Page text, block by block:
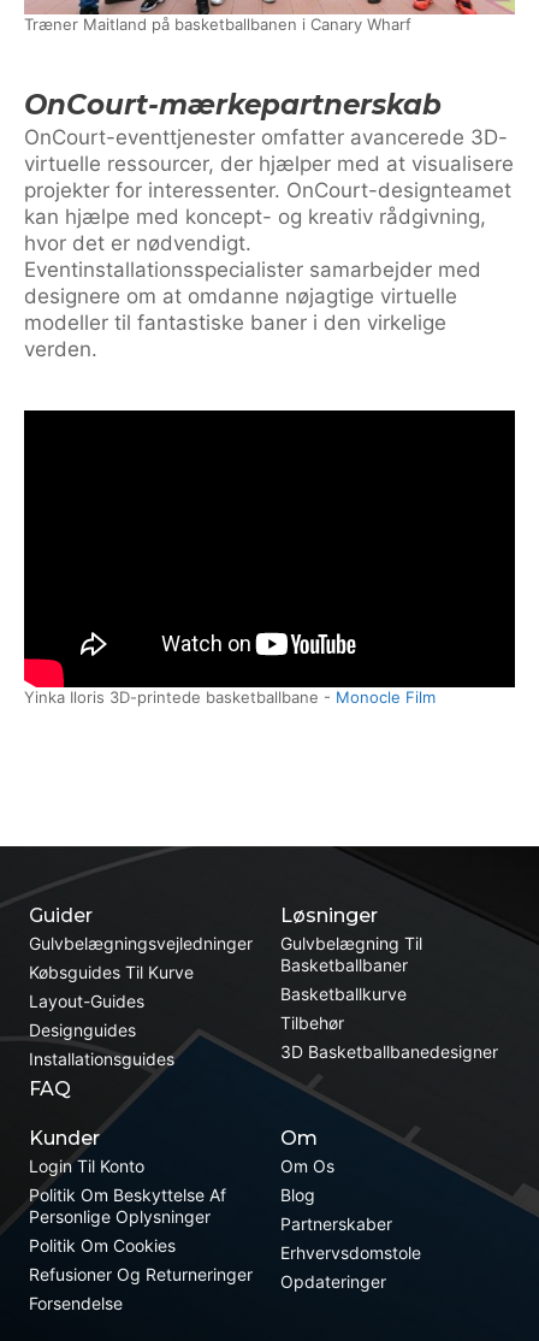
Træner Maitland på basketballbanen i Canary Wharf
OnCourt-mærkepartnerskab
OnCourt-eventtjenester omfatter avancerede 3D-
virtuelle ressourcer, der hjælper med at visualisere
projekter for interessenter. OnCourt-designteamet
kan hjælpe med koncept- og kreativ rådgivning,
hvor det er nødvendigt.
Eventinstallationsspecialister samarbejder med
designere om at omdanne nøjagtige virtuelle
modeller til fantastiske baner i den virkelige
verden.
Yinka Iloris 3D-printede basketballbane - Monocle Film
Løsninger
Gulvbelægning Til
Basketballbaner
Basketballkurve
Tilbehør
3D Basketballbanedesigner
Guider
Gulvbelægningsvejledninger
Købsguides Til Kurve
Layout-Guides
Designguides
Installationsguides
FAQ
Kunder
Login Til Konto
Politik Om Beskyttelse Af
Personlige Oplysninger
Politik Om Cookies
Refusioner Og Returneringer
Forsendelse
Om
Om Os
Blog
Partnerskaber
Erhvervsdomstole
Opdateringer